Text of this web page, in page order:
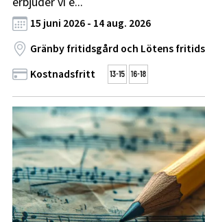
15 juni 2026 - 14 aug. 2026
Gränby fritidsgård och Lötens
Kostnadsfritt